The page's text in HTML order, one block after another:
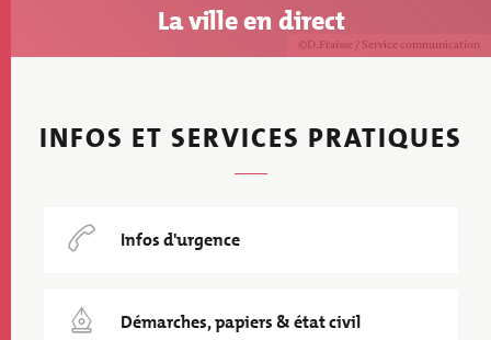
Copyright
D.Fraisse / Service communication
La ville en direct
INFOS ET SERVICES PRATIQUES
Infos d'urgence
Démarches, papiers & état civil